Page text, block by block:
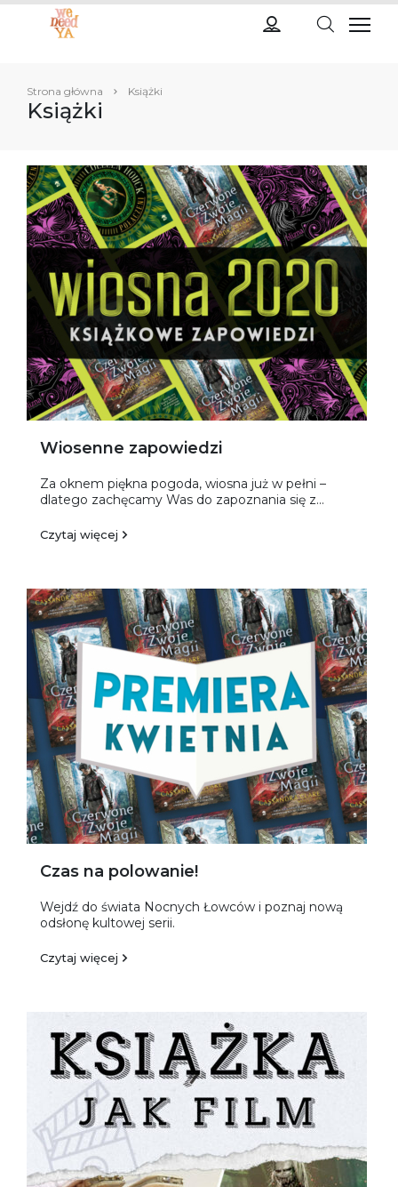
Strona główna Książki
Książki
Wiosenne zapowiedzi
Za oknem piękna pogoda, wiosna już w pełni –
dlatego zachęcamy Was do zapoznania się z...
Czytaj więcej
Czas na polowanie!
Wejdź do świata Nocnych Łowców i poznaj nową
odsłonę kultowej serii.
Czytaj więcej